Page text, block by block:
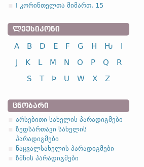
I კორინთელთა მიმართ, 15
ᲚᲔᲥᲡᲘᲙᲝᲜᲘ
A B D E F G H Ƕ
I
J
K L M N O P Q
R
S
T Þ U W X Z
ᲪᲜᲝᲑᲐᲠᲘ
არსებითი სახელის პარადიგმები
ზედსართავი სახელის
პარადიგმები
ნაცვალსახელის პარადიგმები
ზმნის პარადიგმები